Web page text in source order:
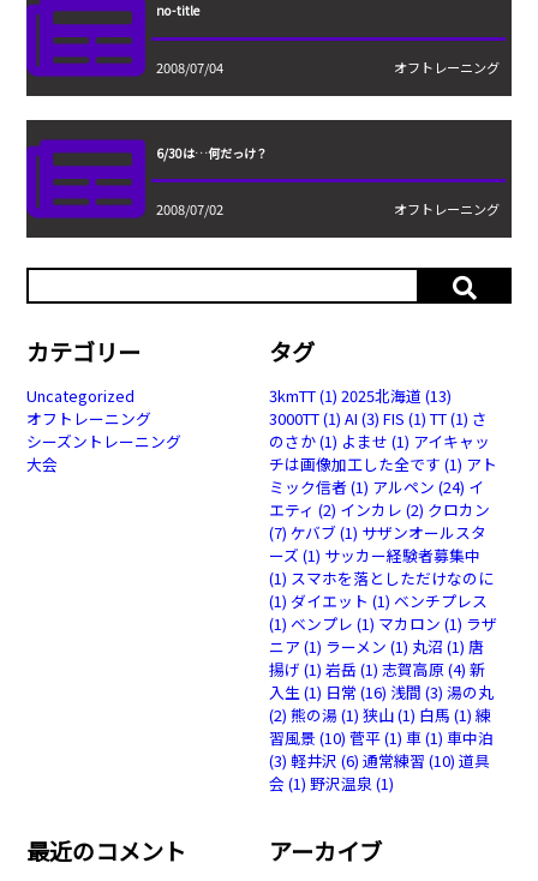
no-title
2008/07/04 オフトレーニング
6/30は…何だっけ？
2008/07/02 オフトレーニング
カテゴリー
Uncategorized
オフトレーニング
シーズントレーニング
大会
タグ
3kmTT(1) 2025北海道 (13)
3000TT(1) AI (3) FIS (1) TT(1) さ
のさか(1) よませ (1) アイキャッ
チは画像加工した全です (1) アト
ミック信者 (1) アルペン (24) イ
エティ (2) インカレ (2) クロカン
(7) ケバブ(1) サザンオールスタ
ーズ (1) サッカー経験者募集中
(1) スマホを落としただけなのに
(1) ダイエット (1) ベンチプレス
(1) ベンプレ (1) マカロン (1) ラザ
ニア (1) ラーメン (1) 丸沼 (1) 唐
揚げ (1) 岩岳 (1) 志賀高原(4) 新
入生(1) 日常 (16) 浅間 (3) 湯の丸
(2) 熊の湯(1) 狭山(1) 白馬 (1) 練
習風景(10) 菅平(1) 車(1) 車中泊
(3) 軽井沢 (6) 通常練習 (10) 道具
会 (1) 野沢温泉(1)
最近のコメント アーカイブ